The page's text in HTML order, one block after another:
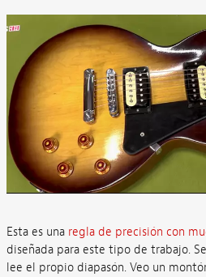
Esta es una regla de precisión con
diseñada para este tipo de trabajo.
lee el propio diapasón. Veo un